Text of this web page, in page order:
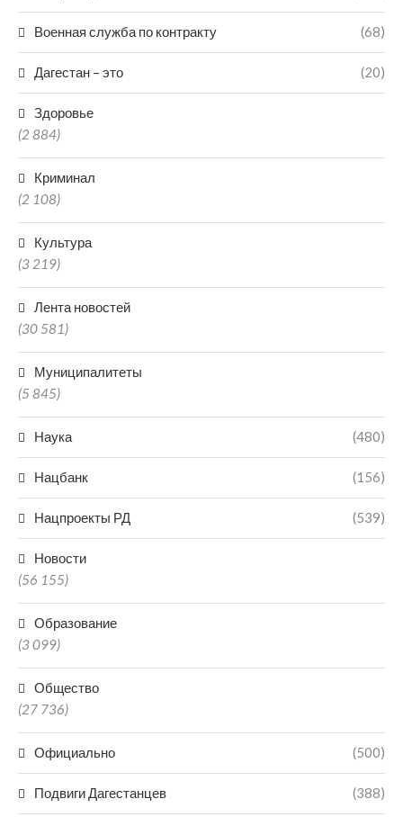
Военная служба по контракту (68)
Дагестан – это (20)
Здоровье
(2 884)
Криминал
(2 108)
Культура
(3 219)
Лента новостей
(30 581)
Муниципалитеты
(5 845)
Наука (480)
Нацбанк (156)
Нацпроекты РД (539)
Новости
(56 155)
Образование
(3 099)
Общество
(27 736)
Официально (500)
Подвиги Дагестанцев (388)